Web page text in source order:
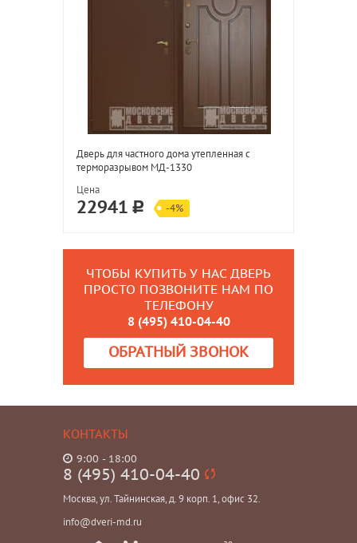
Дверь для частного дома утепленная с
терморазрывом МД-1330
Цена
22941 -4%
ЧТОБЫ КУПИТЬ У НАС ДВЕРЬ
ПРОСТО ПОЗВОНИТЕ НАМ ПО
ТЕЛЕФОНУ
8 (495) 410-04-40
ОБРАТНЫЙ ЗВОНОК
КОНТАКТЫ
9:00 - 18:00
8 (495) 410-04-40
Москва, ул. Тайнинская, д. 9 корп. 1, офис 32.
info@dveri-md.ru